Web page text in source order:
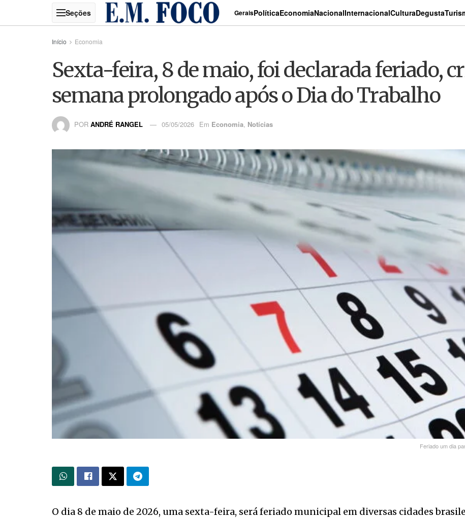
GeraisPolíticaEconomiaNacionalInternacionalCulturaDegusta
Início Economia
Sexta-feira, 8 de maio, foi declarada feriado,
semana prolongado após o Dia do Trabalho
POR ANDRÉ RANGEL 05/05/2026 Em Economia, Notícias
Feriado um dia
O dia 8 de maio de 2026, uma sexta-feira, será feriado municipal em diversas cidades